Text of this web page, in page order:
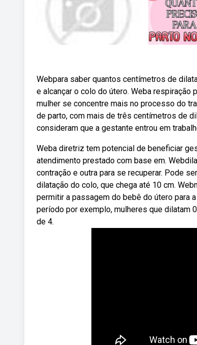
Webpara saber quantos centímetros de
e alcançar o colo do útero. Weba respiração
mulher se concentre mais no processo do
de parto, com mais de três centímetros de
consideram que a gestante entrou em
Weba diretriz tem potencial de beneficiar
atendimento prestado com base em.
contração e outra para se recuperar. Pode
dilatação do colo, que chega até 10 cm.
permitir a passagem do bebê do útero para
período por exemplo, mulheres que dilatam
de 4.